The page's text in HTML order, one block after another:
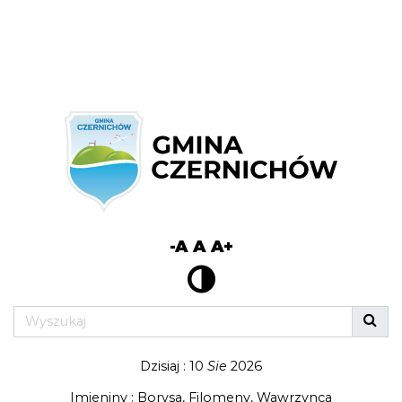
-AAA+
Dzisiaj : 10 Sie 2026
Imieniny : Borysa, Filomeny, Wawrzynca